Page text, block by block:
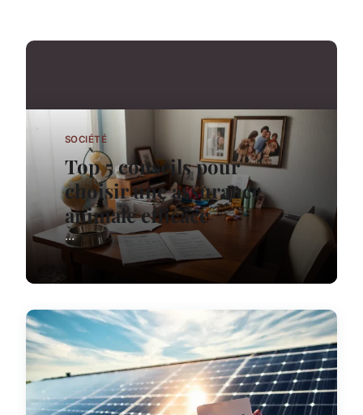
SOCIÉTÉ
Top 5 conseils pour
choisir une assurance
animale efficace
...